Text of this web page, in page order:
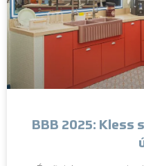
BBB 2025: Kless